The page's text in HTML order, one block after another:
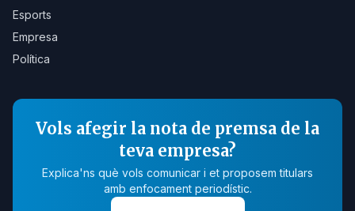
Esports
Empresa
Política
Vols afegir la nota de premsa de la
teva empresa?
Explica'ns què vols comunicar i et proposem titulars
amb enfocament periodístic.